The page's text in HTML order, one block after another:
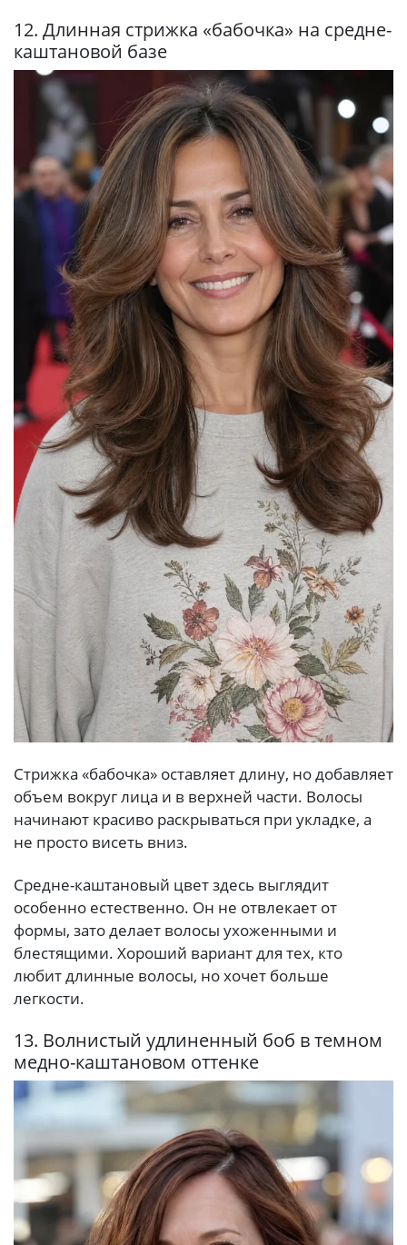
12. Длинная стрижка «бабочка» на средне-
каштановой базе
Стрижка «бабочка» оставляет длину, но добавляет
объем вокруг лица и в верхней части. Волосы
начинают красиво раскрываться при укладке, а
не просто висеть вниз.
Средне-каштановый цвет здесь выглядит
особенно естественно. Он не отвлекает от
формы, зато делает волосы ухоженными и
блестящими. Хороший вариант для тех, кто
любит длинные волосы, но хочет больше
легкости.
13. Волнистый удлиненный боб в темном
медно-каштановом оттенке